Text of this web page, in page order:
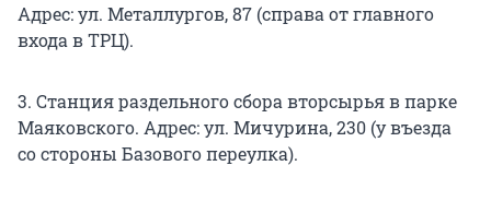
Адрес: ул. Металлургов, 87 (справа от главного
входа в ТРЦ).
3. Станция раздельного сбора вторсырья в парке
Маяковского. Адрес: ул. Мичурина, 230 (у въезда
со стороны Базового переулка).